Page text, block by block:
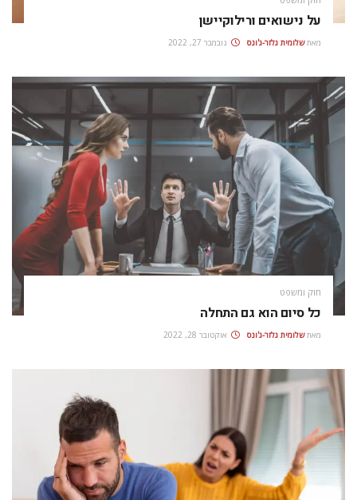
על נישואים ורילוקיישן
מאת שלומית גלזר-ג'ונס נובמבר 27, 2022
חוק ומשפט
כל סיום הוא גם התחלה
מאת שלומית גלזר-ג'ונס אוקטובר 28, 2022